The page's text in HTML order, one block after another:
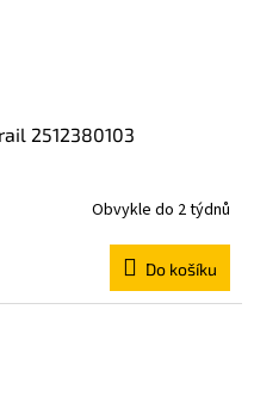
2512380103
Obvykle do 2 týdnů
Do košíku